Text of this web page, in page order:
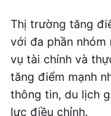
Thị trường tăng
với đa phần nhóm
vụ tài chính và
tăng điểm mạnh
thông tin, du lịch
lực điều chỉnh.